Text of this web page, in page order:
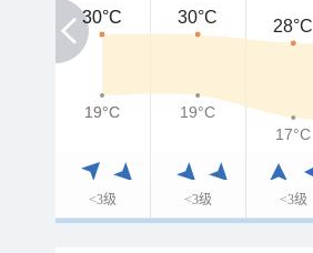
<3级 <3级 <3级
30°C
30°C 30°C 28°C
19°C
19°C
19°C
17°C